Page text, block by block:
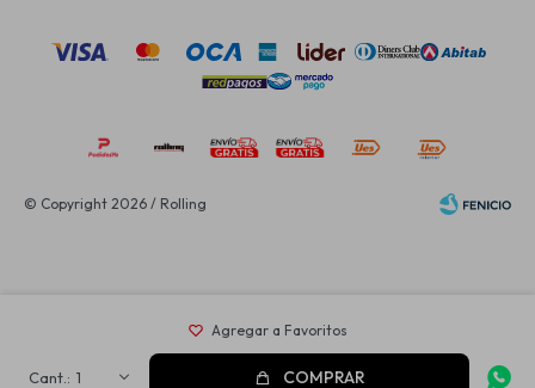
1 COMPRAR
© Copyright 2026 / Rolling
Fenicio